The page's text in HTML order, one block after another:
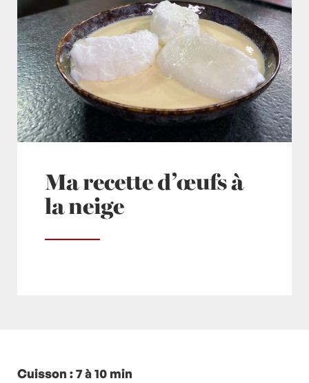
Ma recette d’œufs à
la neige
Posté à 13:46hin- Grand Classique
Cuisson : 7 à 10 min